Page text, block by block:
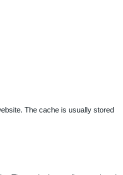
The cache is usually stored